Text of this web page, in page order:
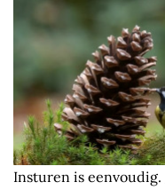
Insturen is eenvoudig.